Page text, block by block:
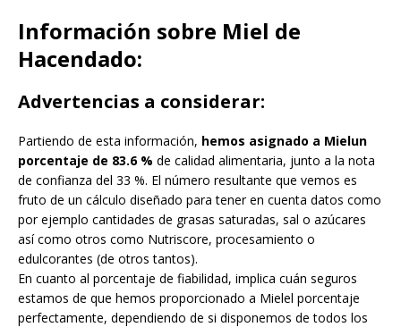
Información sobre Miel de
Hacendado:
Advertencias a considerar:
Partiendo de esta información, hemos asignado a Mielun
porcentaje de 83.6 % de calidad alimentaria, junto a la nota
de confianza del 33 %. El número resultante que vemos es
fruto de un cálculo diseñado para tener en cuenta datos como
por ejemplo cantidades de grasas saturadas, sal o azúcares
así como otros como Nutriscore, procesamiento o
edulcorantes (de otros tantos).
En cuanto al porcentaje de fiabilidad, implica cuán seguros
estamos de que hemos proporcionado a Mielel porcentaje
perfectamente, dependiendo de si disponemos de todos los